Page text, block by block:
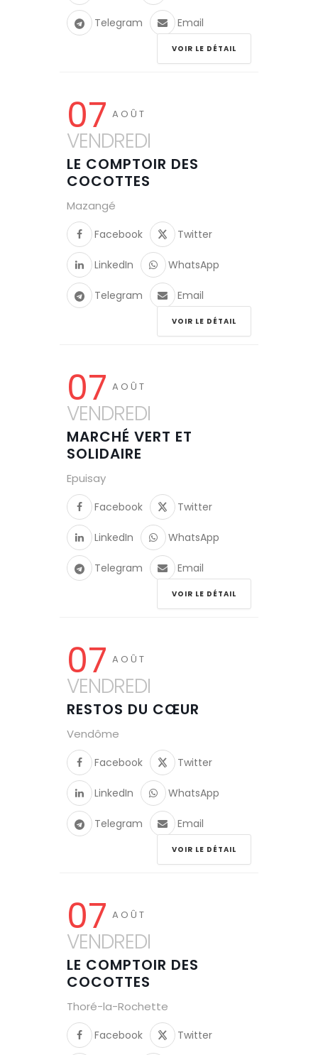
Telegram Email
VOIR LE DÉTAIL
07 AOÛT
VENDREDI
LE COMPTOIR DES
COCOTTES
Mazangé
Facebook Twitter
LinkedIn WhatsApp
Telegram Email
VOIR LE DÉTAIL
07 AOÛT
VENDREDI
MARCHÉ VERT ET
SOLIDAIRE
Epuisay
Facebook Twitter
LinkedIn WhatsApp
Telegram Email
VOIR LE DÉTAIL
07 AOÛT
VENDREDI
RESTOS DU CŒUR
Vendôme
Facebook Twitter
LinkedIn WhatsApp
Telegram Email
VOIR LE DÉTAIL
07 AOÛT
VENDREDI
LE COMPTOIR DES
COCOTTES
Thoré-la-Rochette
Facebook Twitter